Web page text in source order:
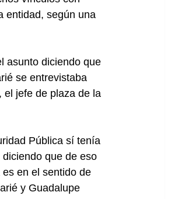
entidad, según una
asunto diciendo que
se entrevistaba
el jefe de plaza de la
Pública sí tenía
que de eso
en el sentido de
y Guadalupe